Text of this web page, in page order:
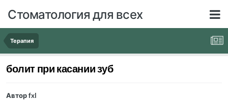
Стоматология для всех
Терапия
болит при касании зуб
Автор fxl